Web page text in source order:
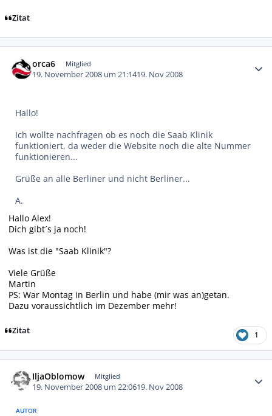
Zitat
orca6 Mitglied
19. November 2008 um 21:1419. Nov 2008
Hallo!
Ich wollte nachfragen ob es noch die Saab Klinik
funktioniert, da weder die Website noch die alte Nummer
funktionieren...
Grüße an alle Berliner und nicht Berliner...
A.
Hallo Alex!
Dich gibt´s ja noch!
Was ist die "Saab Klinik"?
Viele Grüße
Martin
PS: War Montag in Berlin und habe (mir was an)getan.
Dazu voraussichtlich im Dezember mehr!
Zitat 1
IljaOblomow Mitglied
19. November 2008 um 22:0619. Nov 2008
AUTOR